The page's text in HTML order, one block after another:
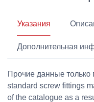
Указания
Дополнительная
Прочие данные только
standard screw fittings
of the catalogue as a